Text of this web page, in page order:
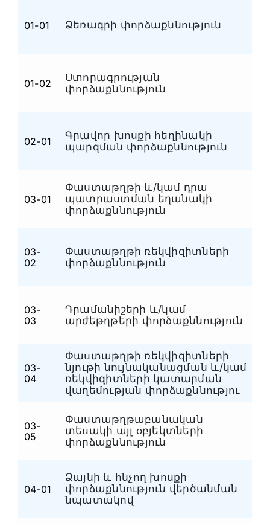
Պայթունատեխնիկական
ճարտարագիտատեխնիկական
(3)
Նյութագիտական,
հրդեհատեխնիկական և
էլեկտրատեխնիկական
Նյութագիտական
փաստաթղթաբանական
Ձեռագրաբանական
Ձգաբանական (3)
Հոգեբանական (5)
Հեղինակային (1)
Համակարգչատեխնիկական
Կենսաբանական, հողագիտական,
մանրաթելերի և գործվածքների
Լինգվիստիկական
Դատահոգեբուժական
Ավտոտեխնիկական
01-01 Ձեռագրի փորձաքննություն
01-02
Ստորագրության
փորձաքննություն
02-01
Գրավոր խոսքի հեղինակի
պարզման փորձաքննություն
03-01
Փաստաթղթի և/կամ դրա
պատրաստման եղանակի
փորձաքննություն
03-
02
Փաստաթղթի ռեկվիզիտների
փորձաքննություն
03-
03
Դրամանիշերի և/կամ
արժեթղթերի փորձաքննություն
03-
04
Փաստաթղթի ռեկվիզիտների
նյութի նույնականացման և/կամ
ռեկվիզիտների կատարման
վաղեմության փորձաքննությու
03-
05
Փաստաթղթաբանական
տեսակի այլ օբյեկտների
փորձաքննություն
04-01
Ձայնի և հնչող խոսքի
փորձաքննություն վերծանման
նպատակով